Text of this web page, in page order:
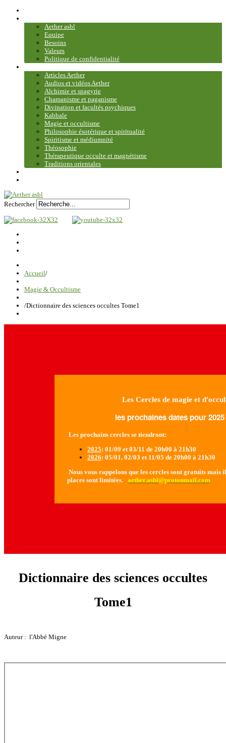
Aether asbl
Equipe
Besoins
Valeurs
Politique de confidentialité
Articles Aether
Audios et vidéos Aether
Alchimie et spagyrie
Chamanisme et paganisme
Divination et facultés psychiques
Kabbale
Magie et occultisme
Philosophie ésotérique et spiritualité
Spiritisme et médiumnité
Théosophie
Thérapeutique occulte et magnétisme
Traditions orientales
Rechercher
Accueil/
Magie & Occultisme
/Dictionnaire des sciences occultes Tome1
Les Cercles de magie et
les prochaines dates pour 2025
Les prochains cercles se tiendront:
2025: 01/09 et 03/11 de 20h00 à 21h30
2026: 05/01, 02/03 et 11/05 de 20h00 à 21h30
Nous vous rappelons que les cercles sont gratuits
places sont limitées. aether.asbl@protonmail.com
Dictionnaire des sciences occultes
Tome1
Auteur : l'Abbé Migne